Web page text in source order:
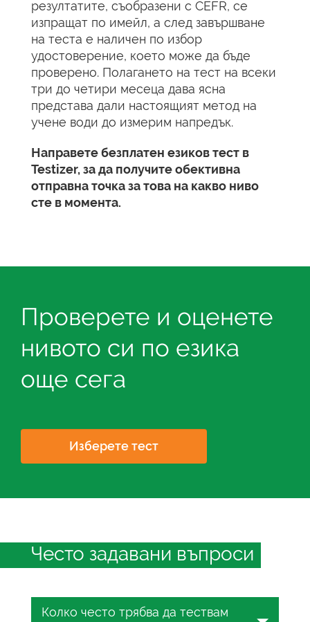
резултатите, съобразени с CEFR, се
изпращат по имейл, а след завършване
на теста е наличен по избор
удостоверение, което може да бъде
проверено. Полагането на тест на всеки
три до четири месеца дава ясна
представа дали настоящият метод на
учене води до измерим напредък.
Направете безплатен езиков тест в
Testizer, за да получите обективна
отправна точка за това на какво ниво
сте в момента.
Проверете и оценете
нивото си по езика
още сега
Изберете тест
Често задавани въпроси
Колко често трябва да тествам